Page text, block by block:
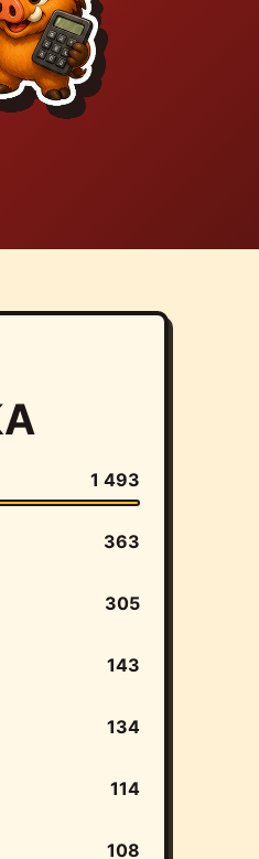
1 493
363
305
143
134
114
108